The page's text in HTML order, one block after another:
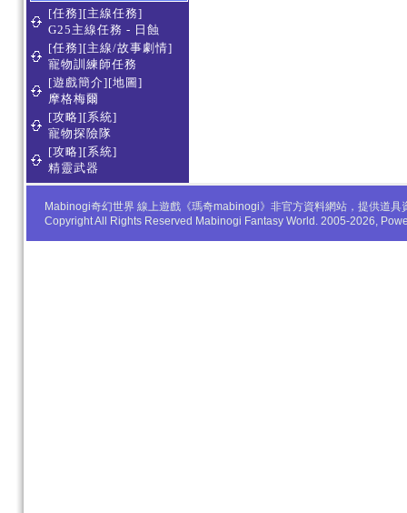
[任務][主線任務]
G25主線任務 - 日蝕
[任務][主線/故事劇情]
寵物訓練師任務
[遊戲簡介][地圖]
摩格梅爾
[攻略][系統]
寵物探險隊
[攻略][系統]
精靈武器
Mabinogi奇幻世界 線上遊戲《瑪奇mabinogi》非官方資料網站，提供道
Copyright All Rights Reserved Mabinogi Fantasy World. 2005-2026,